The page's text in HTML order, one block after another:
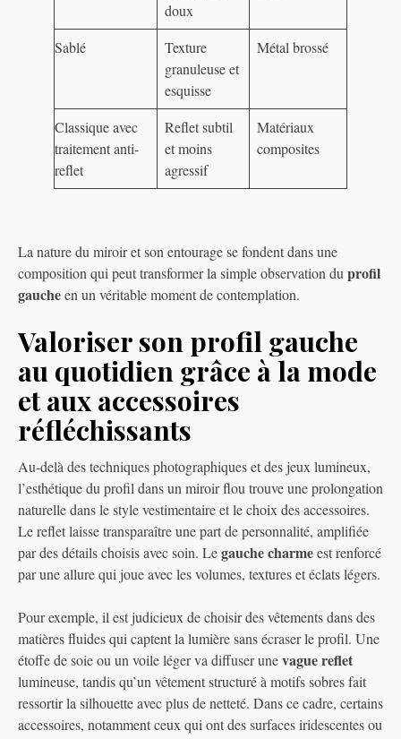
doux
Sablé
Texture
granuleuse et
esquisse
Métal brossé
Classique avec
traitement anti-
reflet
Reflet subtil
et moins
agressif
Matériaux
composites
La nature du miroir et son entourage se fondent dans une
composition qui peut transformer la simple observation du profil
gaucheen un véritable moment de contemplation.
Valoriser son profil gauche
au quotidien grâce à la mode
et aux accessoires
réfléchissants
Au-delà des techniques photographiques et des jeux lumineux,
l’esthétique du profil dans un miroir flou trouve une prolongation
naturelle dans le style vestimentaire et le choix des accessoires.
Le reflet laisse transparaître une part de personnalité, amplifiée
par des détails choisis avec soin. Legauche charmeest renforcé
par une allure qui joue avec les volumes, textures et éclats légers.
Pour exemple, il est judicieux de choisir des vêtements dans des
matières fluides qui captent la lumière sans écraser le profil. Une
étoffe de soie ou un voile léger va diffuser unevague reflet
lumineuse, tandis qu’un vêtement structuré à motifs sobres fait
ressortir la silhouette avec plus de netteté. Dans ce cadre, certains
accessoires, notamment ceux qui ont des surfaces iridescentes ou